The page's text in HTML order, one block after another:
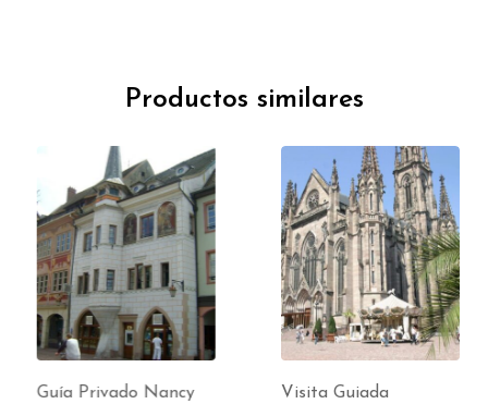
Productos similares
Guía Privado Nancy
Visita Guiada